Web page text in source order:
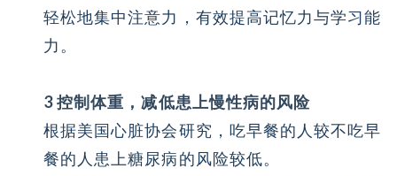
轻松地集中注意力，有效提高记忆力与学习能
力。
3 控制体重，减低患上慢性病的风险
根据美国心脏协会研究，吃早餐的人较不吃早
餐的人患上糖尿病的风险较低。